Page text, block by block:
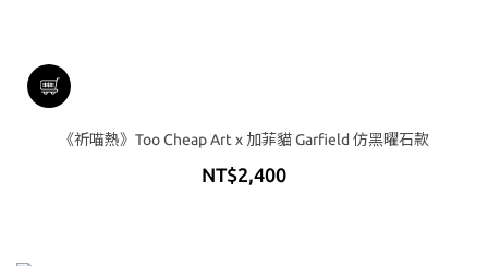
《祈喵熱》Too Cheap Art x 加菲貓 Garfield 仿黑曜石款
NT$2,400